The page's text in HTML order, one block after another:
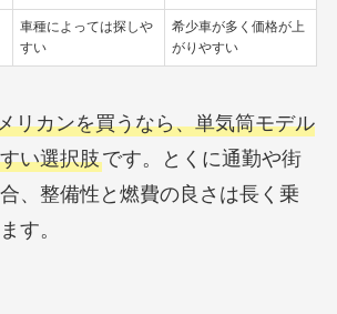
車種によっては探しや
すい
希少車が多く価格が上
がりやすい
リカンを買うなら、単気筒モデル
い選択肢です。とくに通勤や街
、整備性と燃費の良さは長く乗
す。